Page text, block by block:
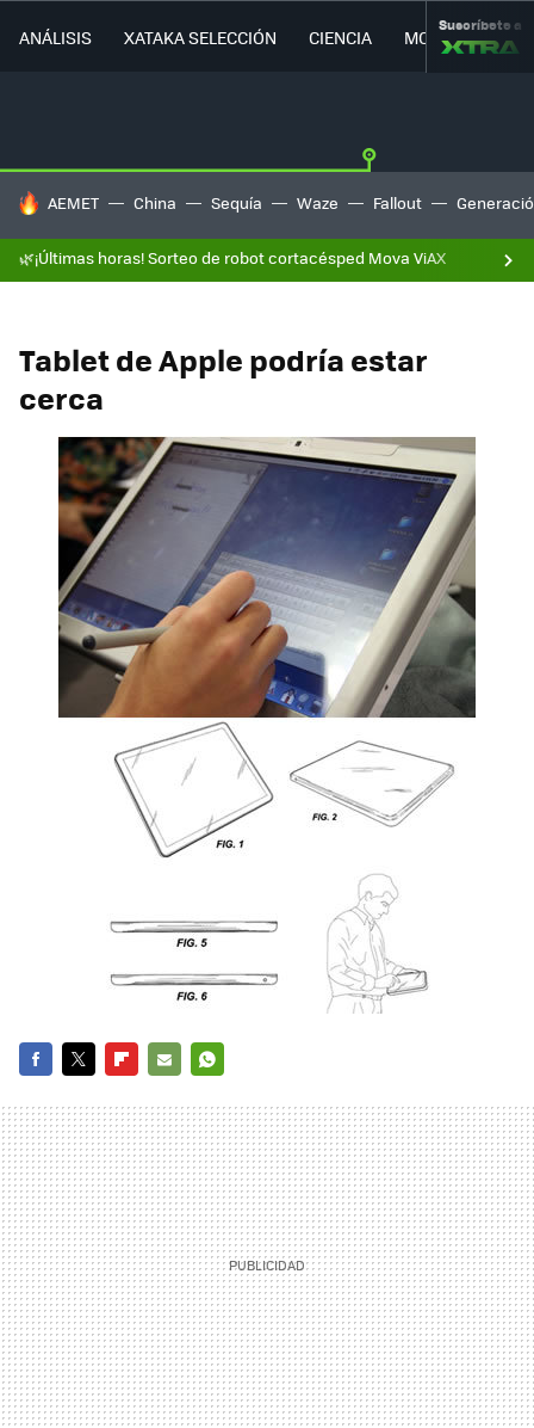
ANÁLISIS XATAKA SELECCIÓN CIENCIA MOVILIDAD
Suscríbete a
HOY SE HABLA DE
AEMET China Sequía Waze Fallout
🌿¡Últimas horas! Sorteo de robot cortacésped Mova ViAX
Tablet de Apple podría estar
cerca
MAIL